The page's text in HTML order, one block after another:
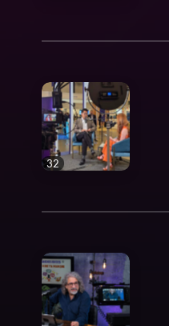
trending_flat
trending_flat
32